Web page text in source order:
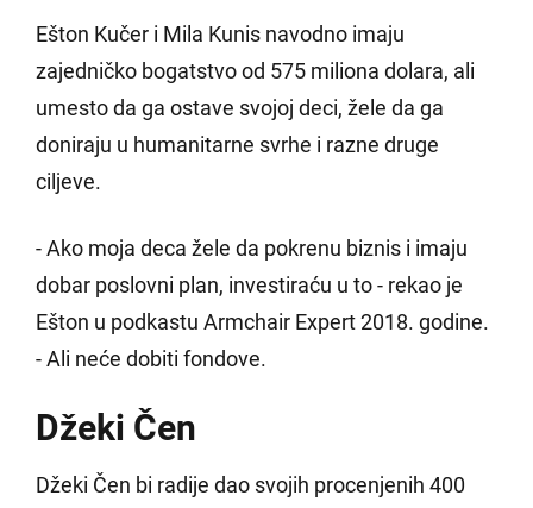
Ešton Kučer i Mila Kunis navodno imaju
zajedničko bogatstvo od 575 miliona dolara, ali
umesto da ga ostave svojoj deci, žele da ga
doniraju u humanitarne svrhe i razne druge
ciljeve.
- Ako moja deca žele da pokrenu biznis i imaju
dobar poslovni plan, investiraću u to - rekao je
Ešton u podkastu Armchair Expert 2018. godine.
- Ali neće dobiti fondove.
Džeki Čen
Džeki Čen bi radije dao svojih procenjenih 400